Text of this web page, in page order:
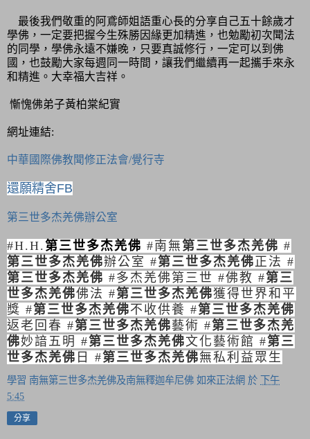
最後我們敬重的阿鳶師姐語重心長的分享自己五十餘歲才
學佛，一定要把握今生殊勝因緣更加精進，也勉勵初次聞法
的同學，學佛永遠不嫌晚，只要真誠修行，一定可以到佛
國，也鼓勵大家每週同一時間，讓我們繼續再一起攜手來永
和精進。大幸福大吉祥。
慚愧佛弟子黃柏棠紀實
網址連結:
中華國際佛教聞修正法會/覺行寺
還願精舍FB
第三世多杰羌佛辦公室
#H.H.第三世多杰羌佛 #南無第三世多杰羌佛 #
第三世多杰羌佛辦公室 #第三世多杰羌佛正法 #
第三世多杰羌佛 #多杰羌佛第三世 #佛教 #第三
世多杰羌佛佛法 #第三世多杰羌佛獲得世界和平
獎 #第三世多杰羌佛不收供養 #第三世多杰羌佛
返老回春 #第三世多杰羌佛藝術 #第三世多杰羌
佛妙諳五明 #第三世多杰羌佛文化藝術館 #第三
世多杰羌佛 日 #第三世多杰羌佛無私利益眾生
學習 南無第三世多杰羌佛及南無釋迦牟尼佛 如來正法網 於
下午
5:45
分享